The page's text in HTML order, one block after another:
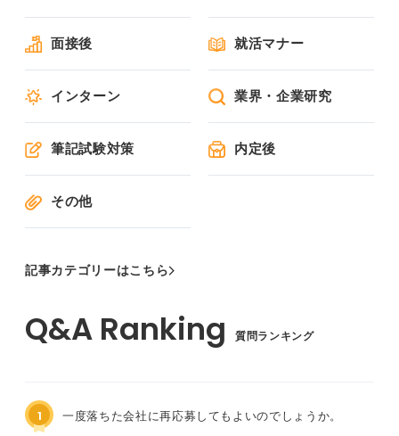
面接後 就活マナー
インターン 業界・企業研究
筆記試験対策 内定後
その他
記事カテゴリーはこちら
質問ランキング
1 一度落ちた会社に再応募してもよいのでしょうか。